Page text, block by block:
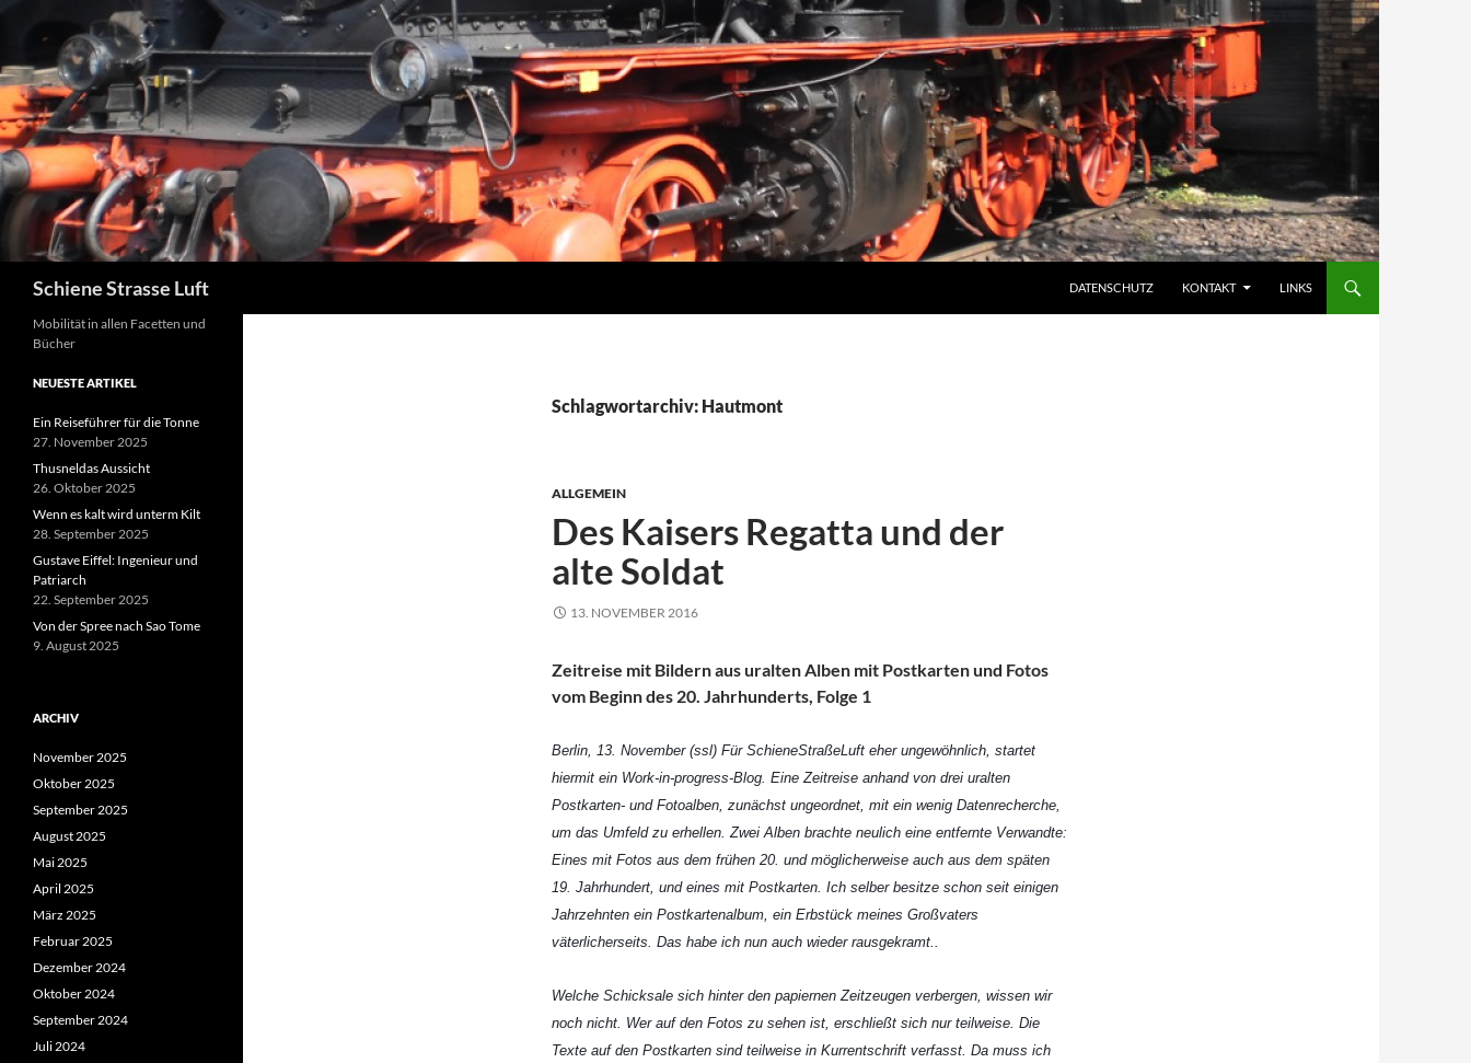
Zum
Inhalt
springen
Schiene Strasse Luft DATENSCHUTZ KONTAKT LINKS
Schlagwortarchiv: Hautmont
ALLGEMEIN
Des Kaisers Regatta und der
alte Soldat
13. NOVEMBER 2016
Zeitreise mit Bildern aus uralten Alben mit Postkarten und Fotos
vom Beginn des 20. Jahrhunderts, Folge 1
Berlin, 13. November (ssl) Für SchieneStraßeLuft eher ungewöhnlich, startet
hiermit ein Work-in-progress-Blog. Eine Zeitreise anhand von drei uralten
Postkarten- und Fotoalben, zunächst ungeordnet, mit ein wenig Datenrecherche,
um das Umfeld zu erhellen. Zwei Alben brachte neulich eine entfernte Verwandte:
Eines mit Fotos aus dem frühen 20. und möglicherweise auch aus dem späten
19. Jahrhundert, und eines mit Postkarten. Ich selber besitze schon seit einigen
Jahrzehnten ein Postkartenalbum, ein Erbstück meines Großvaters
väterlicherseits. Das habe ich nun auch wieder rausgekramt..
Welche Schicksale sich hinter den papiernen Zeitzeugen verbergen, wissen wir
noch nicht. Wer auf den Fotos zu sehen ist, erschließt sich nur teilweise. Die
Texte auf den Postkarten sind teilweise in Kurrentschrift verfasst. Da muss ich
Mobilität in allen Facetten und
Bücher
NEUESTE ARTIKEL
Ein Reiseführer für die Tonne
27. November 2025
Thusneldas Aussicht
26. Oktober 2025
Wenn es kalt wird unterm Kilt
28. September 2025
Gustave Eiffel: Ingenieur und
Patriarch
22. September 2025
Von der Spree nach Sao Tome
9. August 2025
ARCHIV
November 2025
Oktober 2025
September 2025
August 2025
Mai 2025
April 2025
März 2025
Februar 2025
Dezember 2024
Oktober 2024
September 2024
Juli 2024